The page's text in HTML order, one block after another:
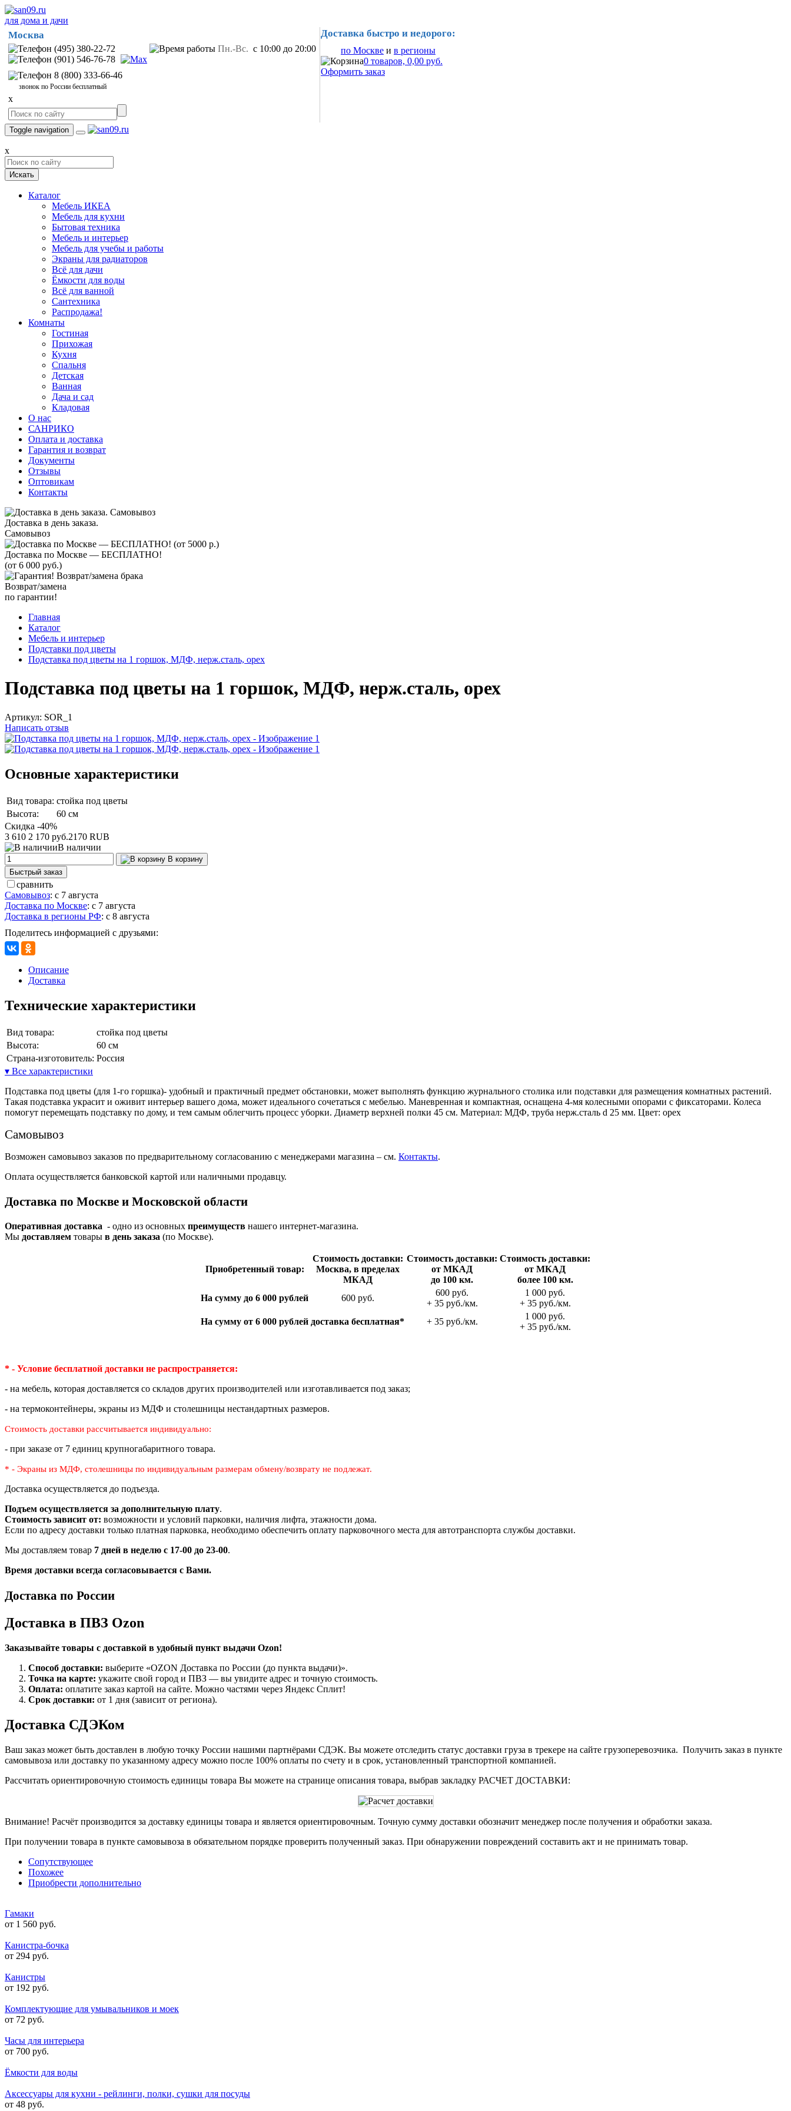
для дома и дачи
Москва
(495) 380-22-72
(901) 546-76-78
8 (800) 333-66-46
звонок по России бесплатный
Пн.-Вс. с 10:00 до 20:00
x
Доставка быстро и недорого:
по Москве и в регионы
0 товаров, 0,00 руб.
Оформить заказ
Toggle navigation
x
Искать
Каталог
Мебель ИКЕА
Мебель для кухни
Бытовая техника
Мебель и интерьер
Мебель для учебы и работы
Экраны для радиаторов
Всё для дачи
Ёмкости для воды
Всё для ванной
Сантехника
Распродажа!
Комнаты
Гостиная
Прихожая
Кухня
Спальня
Детская
Ванная
Дача и сад
Кладовая
О нас
САНРИКО
Оплата и доставка
Гарантия и возврат
Документы
Отзывы
Оптовикам
Контакты
Доставка в день заказа.
Самовывоз
Доставка по Москве — БЕСПЛАТНО!
(от 6 000 руб.)
Возврат/замена
по гарантии!
Главная
Каталог
Мебель и интерьер
Подставки под цветы
Подставка под цветы на 1 горшок, МДФ, нерж.сталь, орех
Подставка под цветы на 1 горшок, МДФ, нерж.сталь, орех
Артикул: SOR_1
Написать отзыв
Основные характеристики
Вид товара: стойка под цветы
Высота:
60 см
Скидка -40%
3 610 2 170 руб.2170 RUB
В наличии
В корзину
Быстрый заказ
сравнить
Самовывоз: с 7 августа
Доставка по Москве: с 7 августа
Доставка в регионы РФ: с 8 августа
Поделитесь информацией с друзьями:
Описание
Доставка
Технические характеристики
Вид товара:
стойка под цветы
Высота:
60 см
Страна-изготовитель: Россия
▾ Все характеристики
Подставка под цветы (для 1-го горшка)- удобный и практичный предмет обстановки, может выполнять функцию журнального столика или подставки для размещения комнатных растений.
Такая подставка украсит и оживит интерьер вашего дома, может идеального сочетаться с мебелью. Маневренная и компактная, оснащена 4-мя колесными опорами с фиксаторами. Колеса
помогут перемещать подставку по дому, и тем самым облегчить процесс уборки. Диаметр верхней полки 45 см. Материал: МДФ, труба нерж.сталь d 25 мм. Цвет: орех
Самовывоз
Возможен самовывоз заказов по предварительному согласованию с менеджерами магазина – см. Контакты.
Оплата осуществляется банковской картой или наличными продавцу.
Доставка по Москве и Московской области
Оперативная доставка - одно из основных преимуществ нашего интернет-магазина.
Мы доставляем товары в день заказа (по Москве).
Приобре­тенный товар:
Стои­мость доставки:
Москва, в пределах
МКАД
Стои­мость доставки:
от МКАД
до 100 км.
Стои­мость доставки:
от МКАД
более 100 км.
На сумму до 6 000 рублей
600 руб.
600 руб.
+ 35 руб./км.
1 000 руб.
+ 35 руб./км.
На сумму от 6 000 рублей доставка беспла­тная* + 35 руб./км.
1 000 руб.
+ 35 руб./км.
* - Условие бесплатной доставки не распространяется:
- на мебель, которая доставляется со складов других производителей или изготавливается под заказ;
- на термоконтейнеры, экраны из МДФ и столешницы нестандартных размеров.
Стоимость доставки рассчитывается индивидуально:
- при заказе от 7 единиц крупногабаритного товара.
* - Экраны из МДФ, столешницы по индивидуальным размерам обмену/возврату не подлежат.
Доставка осуществляется до подъезда.
Подъем осуществляется за дополнительную плату.
Стоимость зависит от: возможности и условий парковки, наличия лифта, этажности дома.
Если по адресу доставки только платная парковка, необходимо обеспечить оплату парковочного места для автотранспорта службы доставки.
Мы доставляем товар 7 дней в неделю с 17-00 до 23-00.
Время доставки всегда согласовывается с Вами.
Доставка по России
Доставка в ПВЗ Ozon
Заказывайте товары с доставкой в удобный пункт выдачи Ozon!
Способ доставки: выберите «OZON Доставка по России (до пункта выдачи)».
Точка на карте: укажите свой город и ПВЗ — вы увидите адрес и точную стоимость.
Оплата: оплатите заказ картой на сайте. Можно частями через Яндекс Сплит!
Срок доставки: от 1 дня (зависит от региона).
Доставка СДЭКом
Ваш заказ может быть доставлен в любую точку России нашими партнёрами СДЭК. Вы можете отследить статус доставки груза в трекере на сайте грузоперевозчика. Получить заказ в пункте
самовывоза или доставку по указанному адресу можно после 100% оплаты по счету и в срок, установленный транспортной компанией.
Рассчитать ориентировочную стоимость единицы товара Вы можете на странице описания товара, выбрав закладку РАСЧЕТ ДОСТАВКИ:
Внимание! Расчёт производится за доставку единицы товара и является ориентировочным. Точную сумму доставки обозначит менеджер после получения и обработки заказа.
При получении товара в пункте самовывоза в обязательном порядке проверить полученный заказ. При обнаружении повреждений составить акт и не принимать товар.
Сопутствующее
Похожее
Приобрести дополнительно
Гамаки
от 1 560 руб.
Канистра-бочка
от 294 руб.
Канистры
от 192 руб.
Комплектующие для умывальников и моек
от 72 руб.
Часы для интерьера
от 700 руб.
Ёмкости для воды
Аксессуары для кухни - рейлинги, полки, сушки для посуды
от 48 руб.